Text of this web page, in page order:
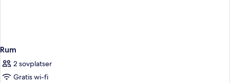
Rum
2 sovplatser
Gratis wi-fi